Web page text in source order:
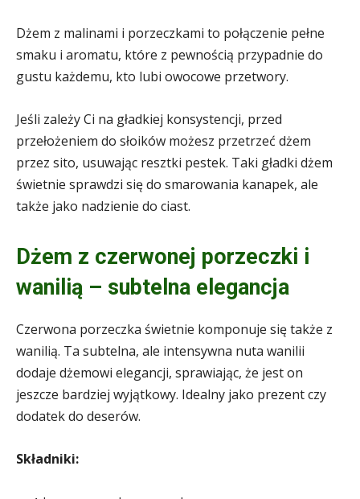
Dżem z malinami i porzeczkami to połączenie pełne
smaku i aromatu, które z pewnością przypadnie do
gustu każdemu, kto lubi owocowe przetwory.
Jeśli zależy Ci na gładkiej konsystencji, przed
przełożeniem do słoików możesz przetrzeć dżem
przez sito, usuwając resztki pestek. Taki gładki dżem
świetnie sprawdzi się do smarowania kanapek, ale
także jako nadzienie do ciast.
Dżem z czerwonej porzeczki i
wanilią – subtelna elegancja
Czerwona porzeczka świetnie komponuje się także z
wanilią. Ta subtelna, ale intensywna nuta wanilii
dodaje dżemowi elegancji, sprawiając, że jest on
jeszcze bardziej wyjątkowy. Idealny jako prezent czy
dodatek do deserów.
Składniki: